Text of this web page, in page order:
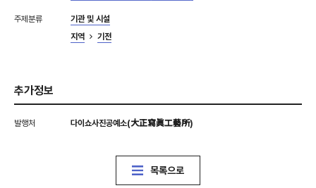
주제분류
기관 및 시설
지역
기전
추가정보
발행처 다이쇼사진공예소(大正寫眞工藝所)
목록으로